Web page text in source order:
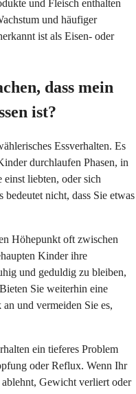
und Fleisch enthalten
und häufiger
ist als Eisen- oder
dass mein
ist?
Essverhalten. Es
durchlaufen Phasen, in
einst liebten, oder sich
nicht, dass Sie etwas
Höhepunkt oft zwischen
Kinder ihre
und geduldig zu bleiben,
Sie weiterhin eine
und vermeiden Sie es,
ein tieferes Problem
oder Reflux. Wenn Ihr
Gewicht verliert oder